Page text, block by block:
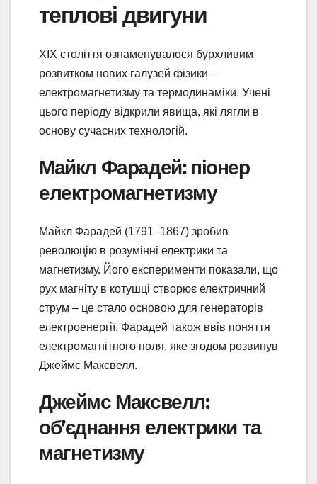
теплові двигуни
ХІХ століття ознаменувалося бурхливим
розвитком нових галузей фізики –
електромагнетизму та термодинаміки. Учені
цього періоду відкрили явища, які лягли в
основу сучасних технологій.
Майкл Фарадей: піонер
електромагнетизму
Майкл Фарадей (1791–1867) зробив
революцію в розумінні електрики та
магнетизму. Його експерименти показали, що
рух магніту в котушці створює електричний
струм – це стало основою для генераторів
електроенергії. Фарадей також ввів поняття
електромагнітного поля, яке згодом розвинув
Джеймс Максвелл.
Джеймс Максвелл:
об’єднання електрики та
магнетизму